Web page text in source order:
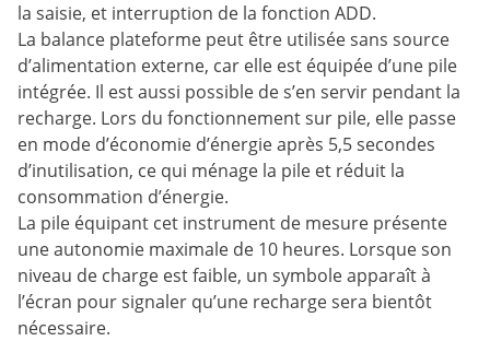
la saisie, et interruption de la fonction ADD.
La balance plateforme peut être utilisée sans source
d’alimentation externe, car elle est équipée d’une pile
intégrée. Il est aussi possible de s’en servir pendant la
recharge. Lors du fonctionnement sur pile, elle passe
en mode d’économie d’énergie après 5,5 secondes
d’inutilisation, ce qui ménage la pile et réduit la
consommation d’énergie.
La pile équipant cet instrument de mesure présente
une autonomie maximale de 10 heures. Lorsque son
niveau de charge est faible, un symbole apparaît à
l’écran pour signaler qu’une recharge sera bientôt
nécessaire.